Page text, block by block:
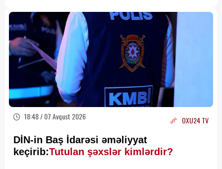
18:48 / 07 Avqust 2026 OXU24 TV
DİN-in Baş İdarəsi əməliyyat
keçirib:Tutulan şəxslər kimlərdir?